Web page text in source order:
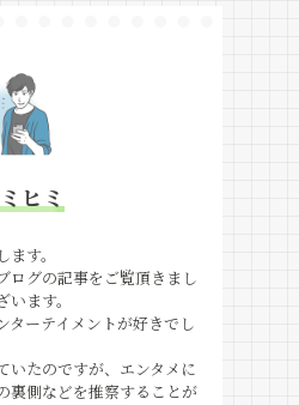
ヒミ
す。
ログの記事をご覧頂きまし
ます。
ターテイメントが好きでし
いたのですが、エンタメに
裏側などを推察することが